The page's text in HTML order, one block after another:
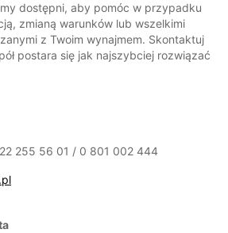
dostępni, aby pomóc w przypadku
zmianą warunków lub wszelkimi
z Twoim wynajmem. Skontaktuj
postara się jak najszybciej rozwiązać
255 56 01 / 0 801 002 444